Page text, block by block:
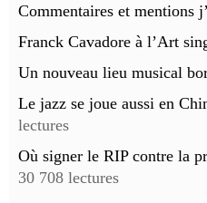
Commentaires et mentions
Franck Cavadore à l’Art
Un nouveau lieu musical
Le jazz se joue aussi en
lectures
Où signer le RIP contre la
30 708 lectures